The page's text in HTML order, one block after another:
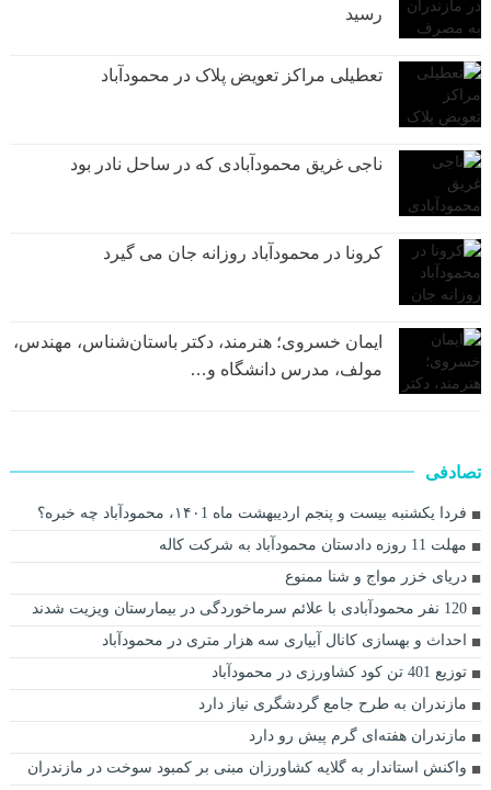
رسيد
تعطیلی مراکز تعویض پلاک در محمودآباد
ناجی غریق محمودآبادی که در ساحل نادر بود
کرونا در محمودآباد روزانه جان می گیرد
ایمان خسروی؛ هنرمند، دکتر باستان‌شناس، مهندس،
مولف، مدرس دانشگاه و…
تصادفی
فردا یکشنبه بیست و پنجم اردیبهشت ماه ۱۴۰1، محمودآباد چه خبره؟
مهلت 11 روزه دادستان محمودآباد به شرکت کاله
دریای خزر مواج و شنا ممنوع
120 نفر محمودآبادی با علائم سرماخوردگی در بیمارستان ویزیت شدند
احداث و بهسازی کانال آبیاری سه هزار متری در محمودآباد
توزیع 401 تن کود کشاورزی در محمودآباد
مازندران به طرح جامع گردشگری نیاز دارد
مازندران هفته‌ای گرم پیش رو دارد
واکنش استاندار به گلایه کشاورزان مبنی بر کمبود سوخت در مازندران